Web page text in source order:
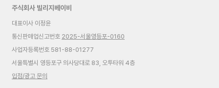
주식회사 빌리지베이비
대표이사 이정윤
통신판매업신고번호 2025-서울영등포-0160
사업자등록번호 581-88-01277
서울특별시 영등포구 의사당대로 83, 오투타워 4층
입점/광고 문의